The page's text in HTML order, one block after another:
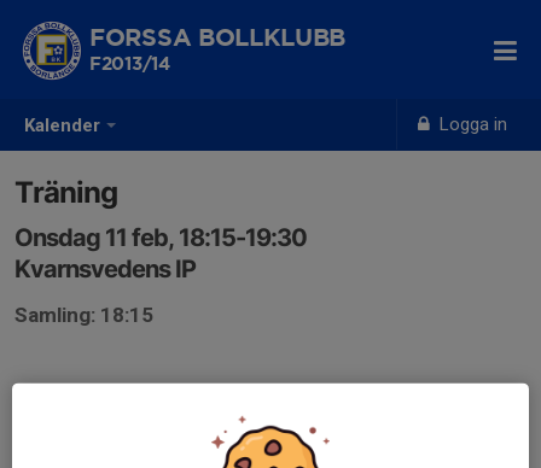
Kalender Logga in
FORSSA BOLLKLUBB
F2013/14
Träning
Onsdag 11 feb, 18:15-19:30
Kvarnsvedens IP
Samling: 18:15